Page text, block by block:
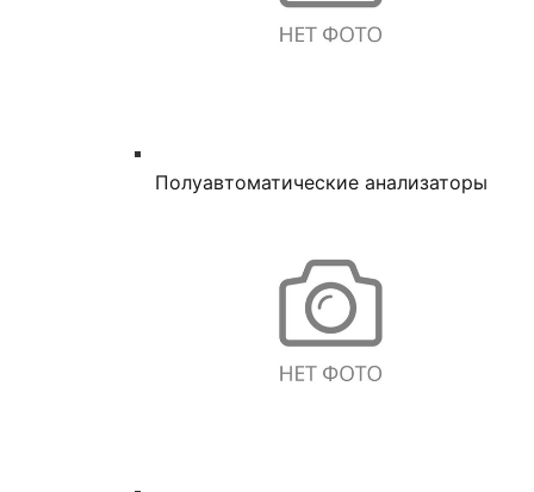
Полуавтоматические анализаторы